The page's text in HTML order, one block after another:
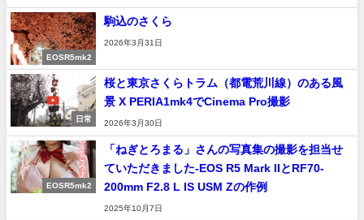
EOSR5mk2
駒込のさくら
2026年3月31日
日常
桜と東京さくらトラム（都電荒川線）のある風
景 X PERIA1mk4でCinema Pro撮影
2026年3月30日
EOSR5mk2
「ねぎとろまる」さんの写真集の撮影を担当せ
ていただきました-EOS R5 Mark IIとRF70-
200mm F2.8 L IS USM Zの作例
2025年10月7日